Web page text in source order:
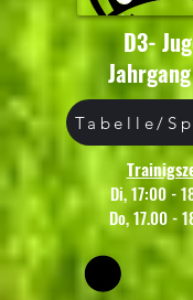
D3-
Tabelle/
Di, 17:00 -
Do, 17.00 -